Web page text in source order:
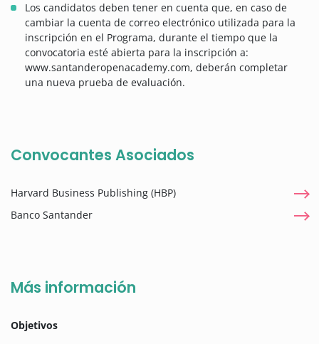
Los candidatos deben tener en cuenta que, en caso de
cambiar la cuenta de correo electrónico utilizada para la
inscripción en el Programa, durante el tiempo que la
convocatoria esté abierta para la inscripción a:
www.santanderopenacademy.com, deberán completar
una nueva prueba de evaluación.
Convocantes Asociados
Harvard Business Publishing (HBP)
Banco Santander
Más información
Objetivos